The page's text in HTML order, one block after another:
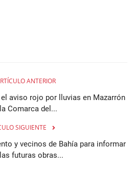
ANTERIOR
el aviso rojo por lluvias en Mazarrón
Comarca del...
SIGUIENTE
y vecinos de Bahía para informar
futuras obras...